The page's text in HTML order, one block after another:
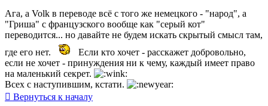
Ага, а Volk в переводе всё с того же немецкого - "народ", а
"Гриша" с французского вообще как "серый кот"
переводится... но давайте не будем искать скрытый смысл там,
где его нет.
Если кто хочет - расскажет добровольно,
если не хочет - принуждения ни к чему, каждый имеет право
на маленький секрет.
Всех с наступившим, кстати.
Вернуться к началу